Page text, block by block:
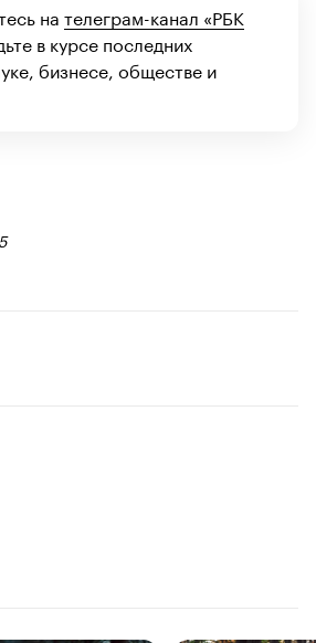
нателеграм-канал «РБК
в курсе последних
бизнесе, обществе и